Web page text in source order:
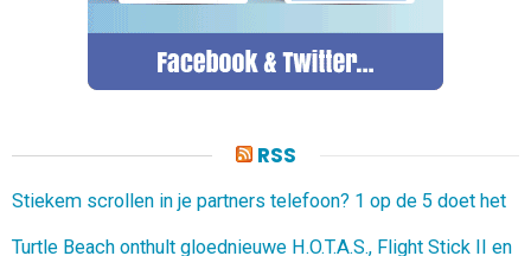
RSS
Stiekem scrollen in je partners telefoon? 1 op de 5 doet het
Turtle Beach onthult gloednieuwe H.O.T.A.S., Flight Stick II en